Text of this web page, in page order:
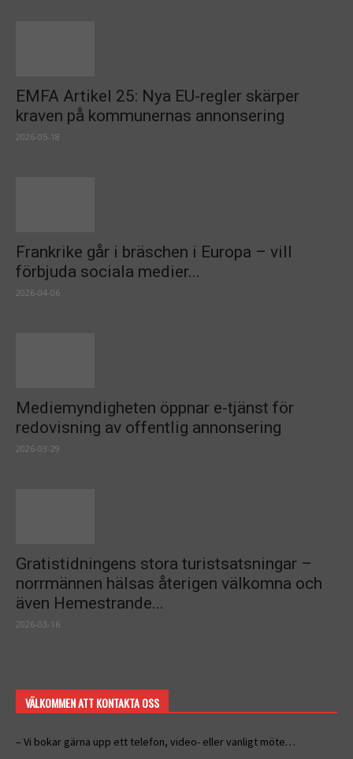
EMFA Artikel 25: Nya EU-regler skärper
kraven på kommunernas annonsering
2026-05-18
Frankrike går i bräschen i Europa – vill
förbjuda sociala medier...
2026-04-06
Mediemyndigheten öppnar e-tjänst för
redovisning av offentlig annonsering
2026-03-29
Gratistidningens stora turistsatsningar –
norrmännen hälsas återigen välkomna och
även Hemestrande...
2026-03-16
VÄLKOMMEN ATT KONTAKTA OSS
– Vi bokar gärna upp ett telefon, video- eller vanligt möte…